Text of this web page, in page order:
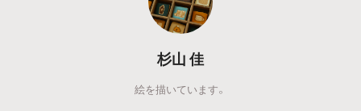
杉山 佳
絵を描いています。